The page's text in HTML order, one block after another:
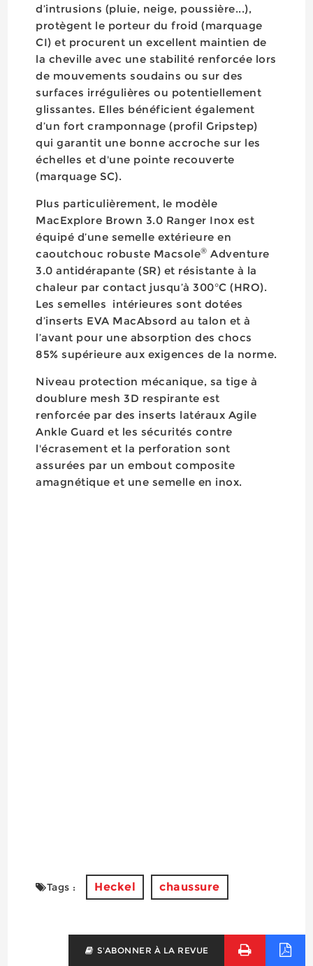
d’intrusions (pluie, neige, poussière...),
protègent le porteur du froid (marquage
CI) et procurent un excellent maintien de
la cheville avec une stabilité renforcée lors
de mouvements soudains ou sur des
surfaces irrégulières ou potentiellement
glissantes. Elles bénéficient également
d’un fort cramponnage (profil Gripstep)
qui garantit une bonne accroche sur les
échelles et d'une pointe recouverte
(marquage SC).
Plus particulièrement, le modèle
MacExplore Brown 3.0 Ranger Inox est
équipé d’une semelle extérieure en
caoutchouc robuste Macsole® Adventure
3.0 antidérapante (SR) et résistante à la
chaleur par contact jusqu’à 300°C (HRO).
Les semelles intérieures sont dotées
d’inserts EVA MacAbsord au talon et à
l’avant pour une absorption des chocs
85% supérieure aux exigences de la norme.
Niveau protection mécanique, sa tige à
doublure mesh 3D respirante est
renforcée par des inserts latéraux Agile
Ankle Guard et les sécurités contre
l'écrasement et la perforation sont
assurées par un embout composite
amagnétique et une semelle en inox.
Tags : Heckel chaussure
S'ABONNER À LA REVUE